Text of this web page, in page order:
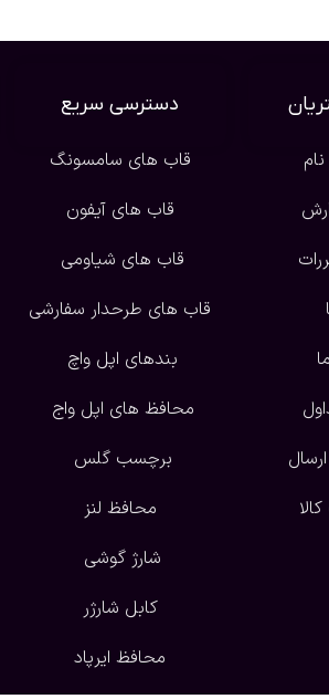
دسترسی سریع
قاب های سامسونگ
قاب های آیفون
قاب های شیاومی
قاب های طرحدار سفارشی
بندهای اپل واچ
محافظ های اپل واج
برچسب گلس
محافظ لنز
شارژ گوشی
کابل شارژر
محافظ ایرپاد